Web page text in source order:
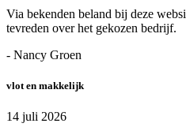
Via bekenden beland bij deze
tevreden over het gekozen bedrijf.
- Nancy Groen
vlot en makkelijk
14 juli 2026